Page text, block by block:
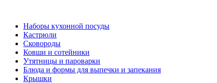
Наборы кухонной посуды
Кастрюли
Сковороды
Ковши и сотейники
Утятницы и пароварки
Блюда и формы для выпечки и запекания
Крышки